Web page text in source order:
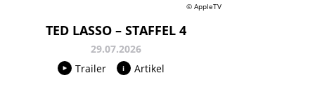
© AppleTV
TED LASSO – STAFFEL 4
29.07.2026
Trailer
Artikel